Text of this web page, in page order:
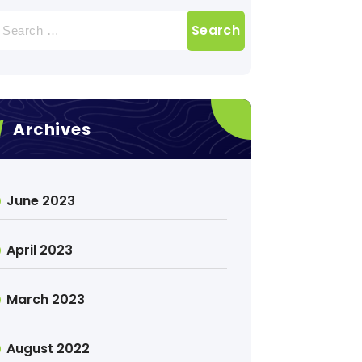
Archives
June 2023
April 2023
March 2023
August 2022